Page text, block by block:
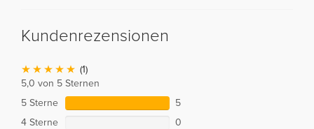
Kundenrezensionen
(1)
5,0 von 5 Sternen
5 Sterne
5
4 Sterne
0